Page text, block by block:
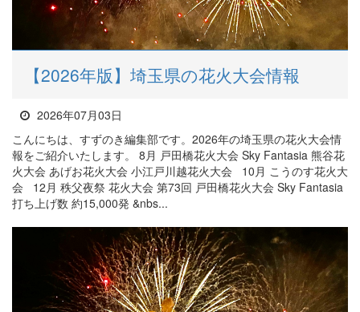
【2026年版】埼玉県の花火大会情報
2026年07月03日
こんにちは、すずのき編集部です。2026年の埼玉県の花火大会情
報をご紹介いたします。 8月 戸田橋花火大会 Sky Fantasia 熊谷花
火大会 あげお花火大会 小江戸川越花火大会 10月 こうのす花火大
会 12月 秩父夜祭 花火大会 第73回 戸田橋花火大会 Sky Fantasia
打ち上げ数 約15,000発 &nbs...